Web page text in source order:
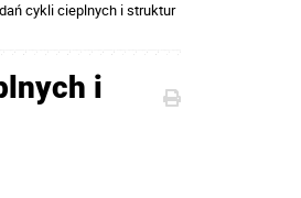
cykli cieplnych i struktur
i